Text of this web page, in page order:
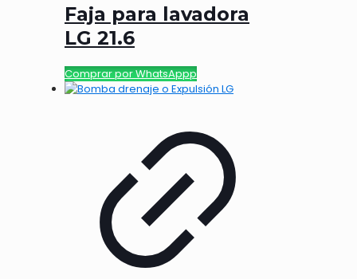
Faja para lavadora
LG 21.6
Comprar por WhatsAppp